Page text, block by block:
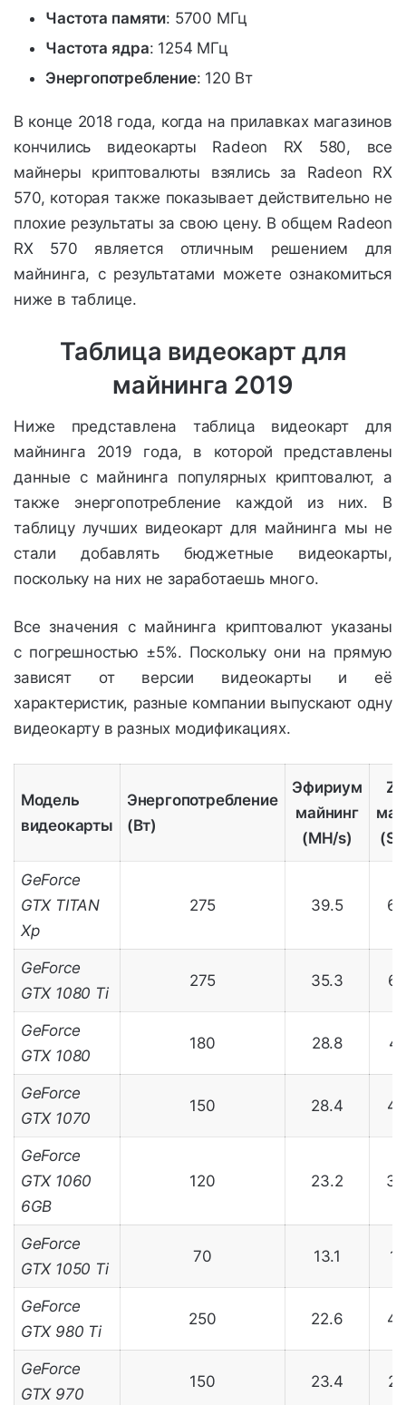
Частота памяти: 5700 МГц
Частота ядра: 1254 МГц
Энергопотребление: 120 Вт
В конце 2018 года, когда на прилавках магазинов
кончились видеокарты Radeon RX 580, все
майнеры криптовалюты взялись за Radeon RX
570, которая также показывает действительно не
плохие результаты за свою цену. В общем Radeon
RX 570 является отличным решением для
майнинга, с результатами можете ознакомиться
ниже в таблице.
Таблица видеокарт для
майнинга 2019
Ниже представлена таблица видеокарт для
майнинга 2019 года, в которой представлены
данные с майнинга популярных криптовалют, а
также энергопотребление каждой из них. В
таблицу лучших видеокарт для майнинга мы не
стали добавлять бюджетные видеокарты,
поскольку на них не заработаешь много.
Все значения с майнинга криптовалют указаны
с погрешностью ±5%. Поскольку они на прямую
зависят от версии видеокарты и её
характеристик, разные компании выпускают одну
видеокарту в разных модификациях.
Модель
видеокарты
Энергопотребление
(Вт)
Эфириум
майнинг
(МH/s)
GeForce
GTX TITAN
Xp
275 39.5
GeForce
GTX 1080 Ti
275 35.3
GeForce
GTX 1080
180 28.8
GeForce
GTX 1070
150 28.4
GeForce
GTX 1060
6GB
120 23.2
GeForce
GTX 1050 Ti
70 13.1
GeForce
GTX 980 Ti
250 22.6
GeForce
GTX 970
150 23.4